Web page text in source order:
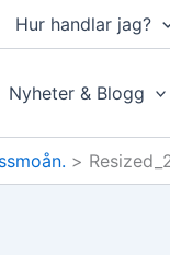
Hur handlar jag?
Nyheter & Blogg